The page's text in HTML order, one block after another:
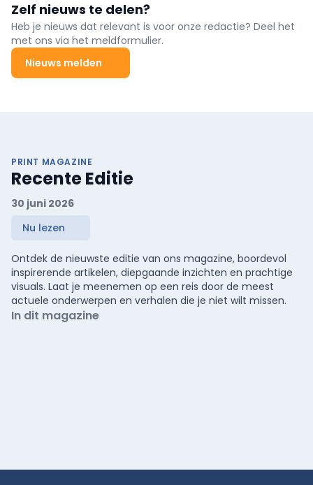
borstkankerscreening.
Zelf nieuws te delen?
Heb je nieuws dat relevant is voor onze redactie? Deel het
met ons via het meldformulier.
Nieuws melden
PRINT MAGAZINE
Recente Editie
30 juni 2026
Nu lezen
Ontdek de nieuwste editie van ons magazine, boordevol
inspirerende artikelen, diepgaande inzichten en prachtige
visuals. Laat je meenemen op een reis door de meest
actuele onderwerpen en verhalen die je niet wilt missen.
In dit magazine